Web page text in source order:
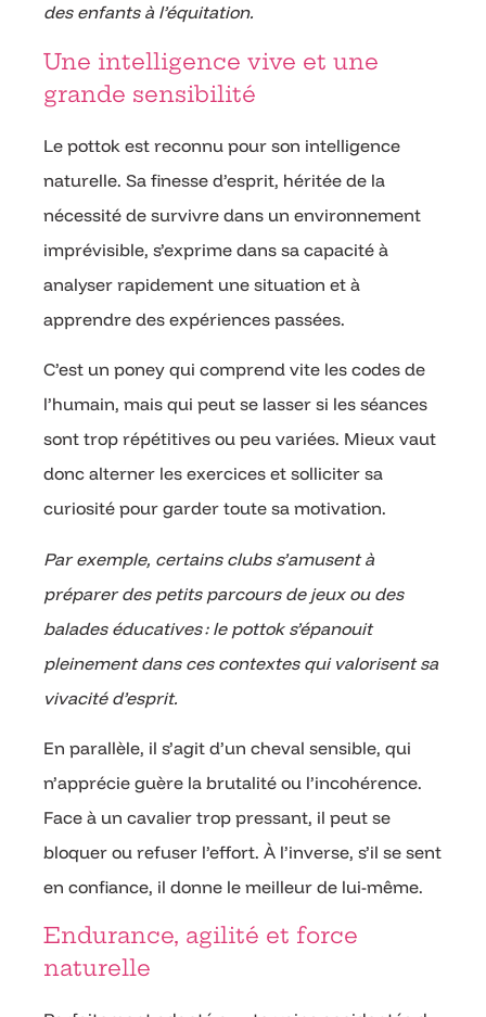
des enfants à l’équitation.
Une intelligence vive et une
grande sensibilité
Le pottok est reconnu pour son intelligence
naturelle. Sa finesse d’esprit, héritée de la
nécessité de survivre dans un environnement
imprévisible, s’exprime dans sa capacité à
analyser rapidement une situation et à
apprendre des expériences passées.
C’est un poney qui comprend vite les codes de
l’humain, mais qui peut se lasser si les séances
sont trop répétitives ou peu variées. Mieux vaut
donc alterner les exercices et solliciter sa
curiosité pour garder toute sa motivation.
Par exemple, certains clubs s’amusent à
préparer des petits parcours de jeux ou des
balades éducatives : le pottok s’épanouit
pleinement dans ces contextes qui valorisent sa
vivacité d’esprit.
En parallèle, il s’agit d’un cheval sensible, qui
n’apprécie guère la brutalité ou l’incohérence.
Face à un cavalier trop pressant, il peut se
bloquer ou refuser l’effort. À l’inverse, s’il se sent
en confiance, il donne le meilleur de lui-même.
Endurance, agilité et force
naturelle